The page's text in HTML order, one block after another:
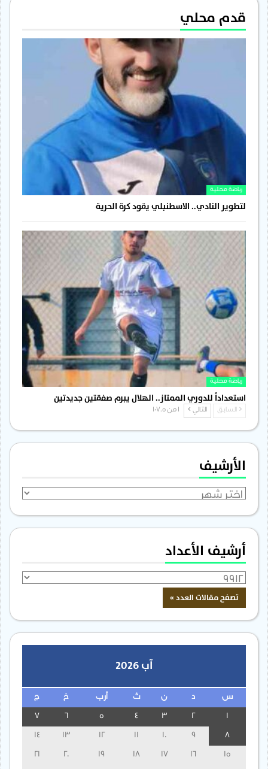
قدم محلي
رياضة محلية
لتطوير النادي.. الاسطنبلي يقود كرة الحرية
رياضة محلية
استعداداً للدوري الممتاز.. الهلال يبرم صفقتين جديدتين
السابق التالي
الأرشيف
الأرشيف
أرشيف الأعداد
آب 2026
س ن ث أرب خ ج
3
13
14
15
16
17
18
19
20
21